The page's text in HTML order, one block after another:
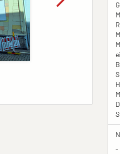
-